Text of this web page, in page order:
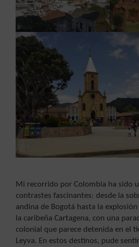
Mi recorrido por Colombia ha sido
contrastes fascinantes: desde la
andina de Bogotá hasta la
la caribeña Cartagena, con una
colonial que parece detenida en el
Leyva. En estos destinos, pude